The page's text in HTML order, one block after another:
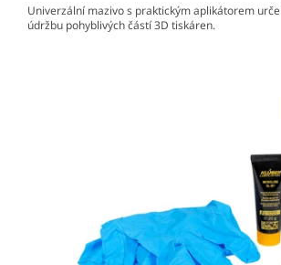
Univerzální mazivo s praktickým aplikátorem
údržbu pohyblivých částí 3D tiskáren.